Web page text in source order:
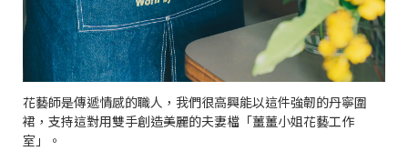
花藝師是傳遞情感的職人，我們很高興能以這件強韌的丹寧圍
裙，支持這對用雙手創造美麗的夫妻檔「薑薑小姐花藝工作
室」。